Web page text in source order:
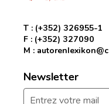
T : (+352) 326955-1
F : (+352) 327090
M :
Newsletter